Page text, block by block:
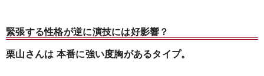
緊張する性格が逆に演技には好影響？
栗山さんは 本番に強い度胸があるタイプ。